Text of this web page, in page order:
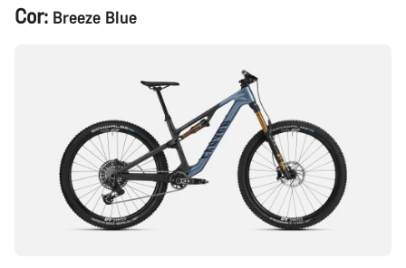
Configuração
do
Cor: Breeze Blue